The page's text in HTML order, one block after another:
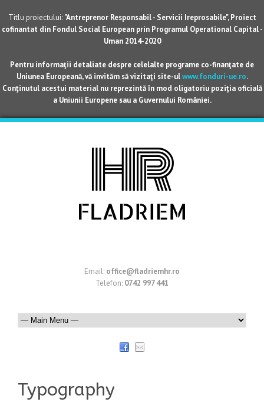
Titlu proiectului: "Antreprenor Responsabil - Servicii Ireprosabile", Proiect
cofinantat din Fondul Social European prin Programul Operational Capital -
Uman 2014-2020
Pentru informaţii detaliate despre celelalte programe co-finanţate de
Uniunea Europeană, vă invităm să vizitaţi site-ulwww.fonduri-ue.ro.
Conţinutul acestui material nu reprezintă în mod oligatoriu poziţia oficială
a Uniunii Europene sau a Guvernului României.
Email: office@fladriemhr.ro
Telefon: 0742 997 441
Typography